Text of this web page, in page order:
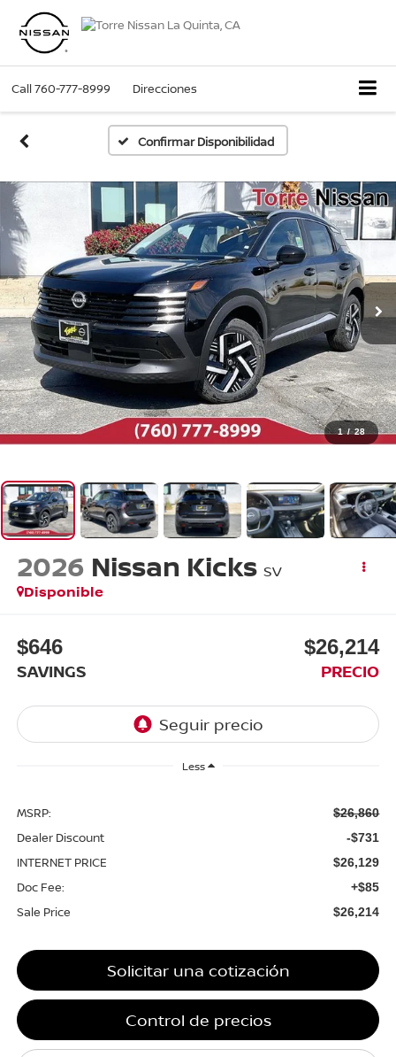
Call760-777-8999 Direcciones
Confirmar Disponibilidad
1 / 28
2026 Nissan Kicks SV
Disponible
$646
SAVINGS
$26,214
PRECIO
Less
MSRP: $26,860
Dealer Discount -$731
INTERNET PRICE $26,129
Doc Fee: +$85
Sale Price $26,214
Solicitar una cotización
Control de precios